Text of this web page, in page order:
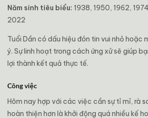
Năm sinh tiêu biểu: 1938, 1950, 1962,
2022
Tuổi Dần có dấu hiệu đón tin vui nhỏ hoặc
ý. Sự linh hoạt trong cách ứng xử sẽ giúp
lợi thành kết quả thực tế.
Công việc
Hôm nay hợp với các việc cần sự tỉ mỉ, rà
hoàn thiện hơn là khởi động quá nhiều kế